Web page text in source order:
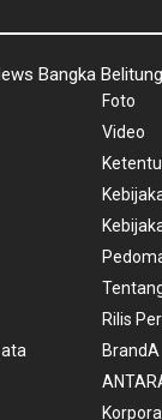
Bangka Belitung
Foto
Video
Rilis
BrandA